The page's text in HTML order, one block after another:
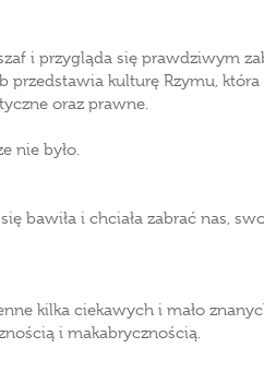
i przygląda się prawdziwym
kulturę Rzymu, która
oraz prawne.
nie było.
bawiła i chciała zabrać nas,
kilka ciekawych i mało
i makabrycznością.